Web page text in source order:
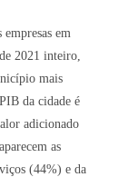
em
2021 inteiro,
mais
da cidade é
adicionado
as
(44%) e da